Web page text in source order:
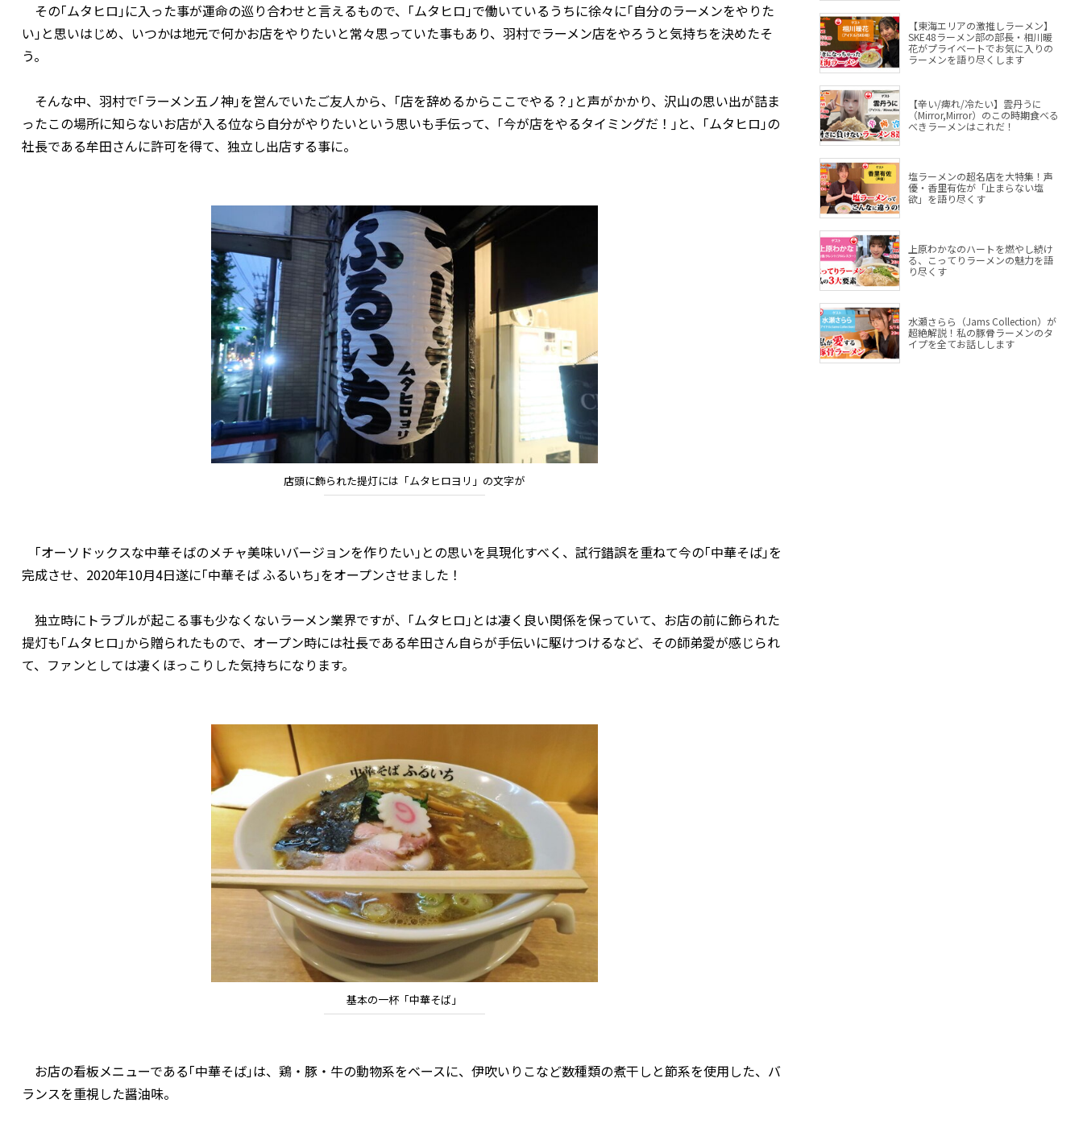
その｢ムタヒロ｣に入った事が運命の巡り合わせと言えるもので、｢ムタヒロ｣で働いているうちに徐々に｢自分のラーメンをやりた
い｣と思いはじめ、いつかは地元で何かお店をやりたいと常々思っていた事もあり、羽村でラーメン店をやろうと気持ちを決めたそ
う。
そんな中、羽村で｢ラーメン五ノ神｣を営んでいたご友人から、｢店を辞めるからここでやる？｣と声がかかり、沢山の思い出が詰ま
ったこの場所に知らないお店が入る位なら自分がやりたいという思いも手伝って、｢今が店をやるタイミングだ！｣と、｢ムタヒロ｣の
社長である牟田さんに許可を得て、独立し出店する事に。
店頭に飾られた提灯には「ムタヒロヨリ」の文字が
｢オーソドックスな中華そばのメチャ美味いバージョンを作りたい｣との思いを具現化すべく、試行錯誤を重ねて今の｢中華そば｣を
完成させ、2020年10月4日遂に｢中華そば ふるいち｣をオープンさせました！
独立時にトラブルが起こる事も少なくないラーメン業界ですが、｢ムタヒロ｣とは凄く良い関係を保っていて、お店の前に飾られた
提灯も｢ムタヒロ｣から贈られたもので、オープン時には社長である牟田さん自らが手伝いに駆けつけるなど、その師弟愛が感じられ
て、ファンとしては凄くほっこりした気持ちになります。
基本の一杯「中華そば」
お店の看板メニューである｢中華そば｣は、鶏・豚・牛の動物系をベースに、伊吹いりこなど数種類の煮干しと節系を使用した、バ
ランスを重視した醤油味。
【東海エリアの激推しラーメン】
SKE48ラーメン部の部長・相川暖
花がプライベートでお気に入りの
ラーメンを語り尽くします
【辛い/痺れ/冷たい】雲丹うに
（Mirror,Mirror）のこの時期食べる
べきラーメンはこれだ！
塩ラーメンの超名店を大特集！声
優・香里有佐が「止まらない塩
欲」を語り尽くす
上原わかなのハートを燃やし続け
る、こってりラーメンの魅力を語
り尽くす
水瀬さらら（Jams Collection）が
超絶解説！私の豚骨ラーメンのタ
イプを全てお話しします